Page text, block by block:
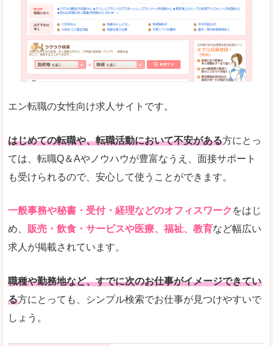
悪いところ
事務などのオフィスワークを探している方にとっ
専門性が強い部分があるので、逆に一般的なお仕
詳しい説明
とにかく、女性ならではの職種の専門性が高いの
また、アパレル・コスメ、エステ・ネイル・美容
人気度
専門性が高いので、これらのお仕事に転職を考
リクルートグループなので、大手という安心感も
使いやすさ
検索がしやすく、求人詳細にも画像やイラストな
エン転職の女性向け求人サイトです。
はじめての転職や、転職活動において不安がある方にとっ
ては、転職Q＆Aやノウハウが豊富なうえ、面接サポート
も受けられるので、安心して使うことができます。
一般事務や秘書・受付・経理などのオフィスワーク をはじ
め、 販売・飲食・サービスや医療、福祉、教育など幅広い
求人が掲載されています。
職種や勤務地など、すでに次のお仕事がイメージできてい
る方にとっても、シンプル検索でお仕事が見つけやすいで
しょう。